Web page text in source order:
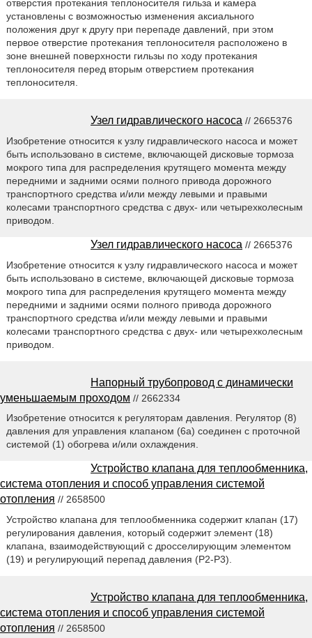
отверстия протекания теплоносителя гильза и камера
установлены с возможностью изменения аксиального
положения друг к другу при перепаде давлений, при этом
первое отверстие протекания теплоносителя расположено в
зоне внешней поверхности гильзы по ходу протекания
теплоносителя перед вторым отверстием протекания
теплоносителя.
Узел гидравлического насоса // 2665376
Изобретение относится к узлу гидравлического насоса и может
быть использовано в системе, включающей дисковые тормоза
мокрого типа для распределения крутящего момента между
передними и задними осями полного привода дорожного
транспортного средства и/или между левыми и правыми
колесами транспортного средства с двух- или четырехколесным
приводом.
Узел гидравлического насоса // 2665376
Изобретение относится к узлу гидравлического насоса и может
быть использовано в системе, включающей дисковые тормоза
мокрого типа для распределения крутящего момента между
передними и задними осями полного привода дорожного
транспортного средства и/или между левыми и правыми
колесами транспортного средства с двух- или четырехколесным
приводом.
Напорный трубопровод с динамически
уменьшаемым проходом // 2662334
Изобретение относится к регуляторам давления. Регулятор (8)
давления для управления клапаном (6а) соединен с проточной
системой (1) обогрева и/или охлаждения.
Устройство клапана для теплообменника,
система отопления и способ управления системой
отопления // 2658500
Устройство клапана для теплообменника содержит клапан (17)
регулирования давления, который содержит элемент (18)
клапана, взаимодействующий с дросселирующим элементом
(19) и регулирующий перепад давления (Р2-Р3).
Устройство клапана для теплообменника,
система отопления и способ управления системой
отопления // 2658500